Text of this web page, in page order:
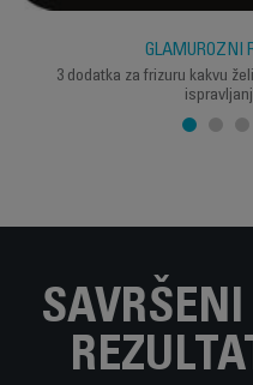
GLAMUROZNI
3 dodatka za frizuru kakvu